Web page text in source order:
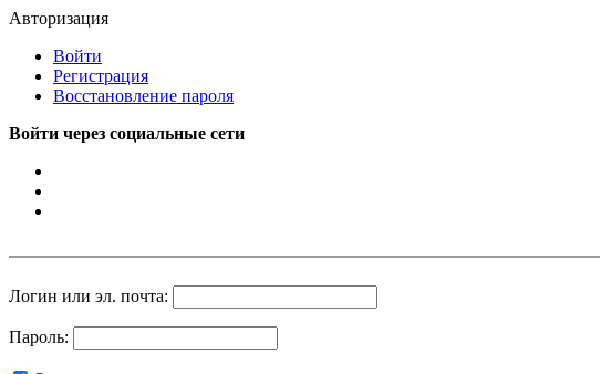
Авторизация
Войти
Регистрация
Восстановление пароля
Войти через социальные сети
Логин или эл. почта:
Пароль: